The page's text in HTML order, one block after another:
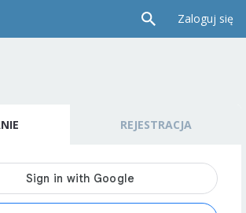
Zaloguj się
REJESTRACJA